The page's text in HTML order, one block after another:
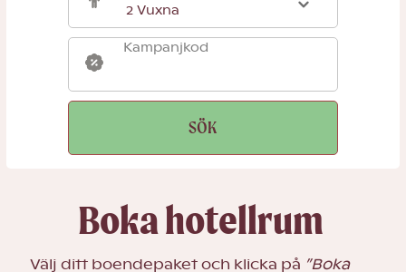
Kampanjkod
SÖK
Boka hotellrum
Välj ditt boendepaket och klicka på ”Boka